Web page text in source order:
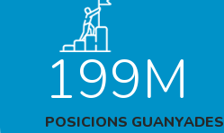
199M
POSICIONS GUANYADES